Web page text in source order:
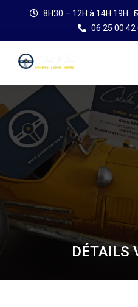
8H30 – 12H à 14H 19H
06 25 00 42
DÉTAILS